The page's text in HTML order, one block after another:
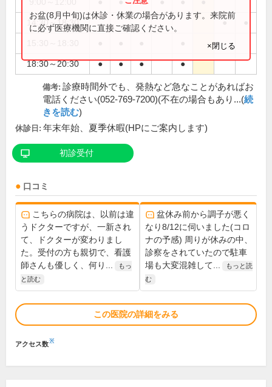
14:30～18:30 ●
18:30～20:30 ● ● ● ●
お盆(8月中旬)は休診・休業の場合があります。来院前
に必ず医療機関に直接ご確認ください。
×閉じる
備考: 診療時間外でも、発熱など急なことがあればお
電話ください(052-769-7200)(不在の場合もあり...(続
きを読む)
休診日: 年末年始、夏季休暇(HPにご案内します)
初診受付
口コミ
こちらの病院は、以前は違
うドクターですが、一新され
て、ドクターが変わりまし
た。受付の方も親切で、看護
師さんも優しく、何り...
もっ
と読む
盆休み前から調子が悪く
なり8/12に伺いました(コロ
ナの予感) 周りが休みの中、
診察をされていたので駐車
場も大変混雑して...
もっと読
む
この医院の詳細をみる
アクセス数※